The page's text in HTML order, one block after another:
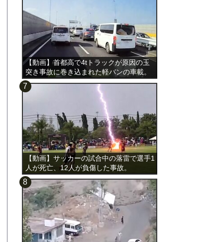
【動画】首都高で4tトラックが原因の玉
突き事故に巻き込まれた軽バンの車載。
【動画】サッカーの試合中の落雷で選手1
人が死亡、12人が負傷した事故。